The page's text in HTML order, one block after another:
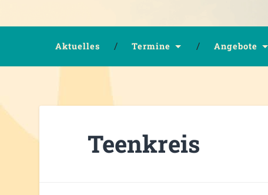
Aktuelles Termine Angebote
Teenkreis